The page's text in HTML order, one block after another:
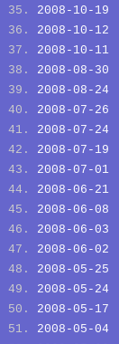
2008-10-19
2008-10-12
2008-10-11
2008-08-30
2008-08-24
2008-07-26
2008-07-24
2008-07-19
2008-07-01
2008-06-21
2008-06-08
2008-06-03
2008-06-02
2008-05-25
2008-05-24
2008-05-17
2008-05-04